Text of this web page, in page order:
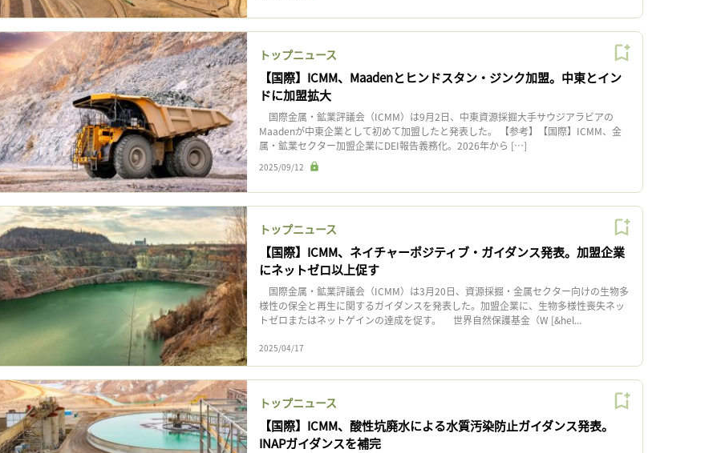
トップニュース
【国際】ICMM、Maadenとヒンドスタン・ジンク加盟。中東とイン
ドに加盟拡大
国際金属・鉱業評議会（ICMM）は9月2日、中東資源採掘大手サウジアラビアの
Maadenが中東企業として初めて加盟したと発表した。 【参考】【国際】ICMM、金
属・鉱業セクター加盟企業にDEI報告義務化。2026年から […]
2025/09/12
トップニュース
【国際】ICMM、ネイチャーポジティブ・ガイダンス発表。加盟企業
にネットゼロ以上促す
国際金属・鉱業評議会（ICMM）は3月20日、資源採掘・金属セクター向けの生物多
様性の保全と再生に関するガイダンスを発表した。加盟企業に、生物多様性喪失ネッ
トゼロまたはネットゲインの達成を促す。 世界自然保護基金（W [&hel...
2025/04/17
トップニュース
【国際】ICMM、酸性坑廃水による水質汚染防止ガイダンス発表。
INAPガイダンスを補完